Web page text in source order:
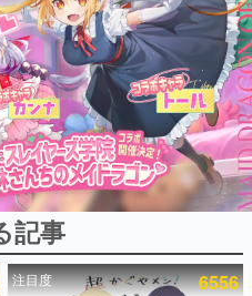
記事
注目度 6556